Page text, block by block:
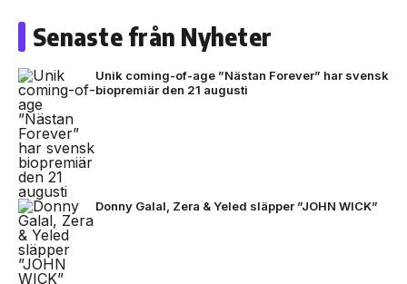
Senaste från Nyheter
Unik coming-of-age ”Nästan Forever” har svensk
biopremiär den 21 augusti
Donny Galal, Zera & Yeled släpper ”JOHN WICK”